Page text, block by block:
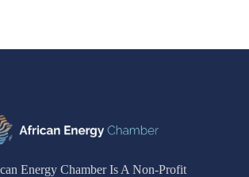
Energy Chamber Is A Non-Profit